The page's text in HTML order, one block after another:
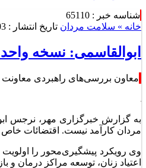
شناسه خبر : 65110
خانه » سلامت مردان تاریخ انتشار : 03 نوامبر 2025 - 13:11 |
ابوالقاسمی: نسخه
معاون بررسی‌های راهبردی
به گزارش خبرگزاری مهر، نرجس
مردان کارآمد نیست. اقتضائات
وی رویکرد پیشگیری‌محور را اولویت
اعتیاد زنان، توسعه مراکز درمان